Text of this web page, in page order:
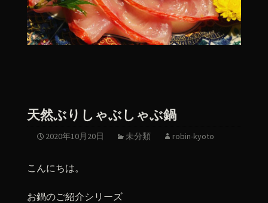
天然ぶりしゃぶしゃぶ鍋
2020年10月20日 未分類 robin-kyoto
こんにちは。
お鍋のご紹介シリーズ